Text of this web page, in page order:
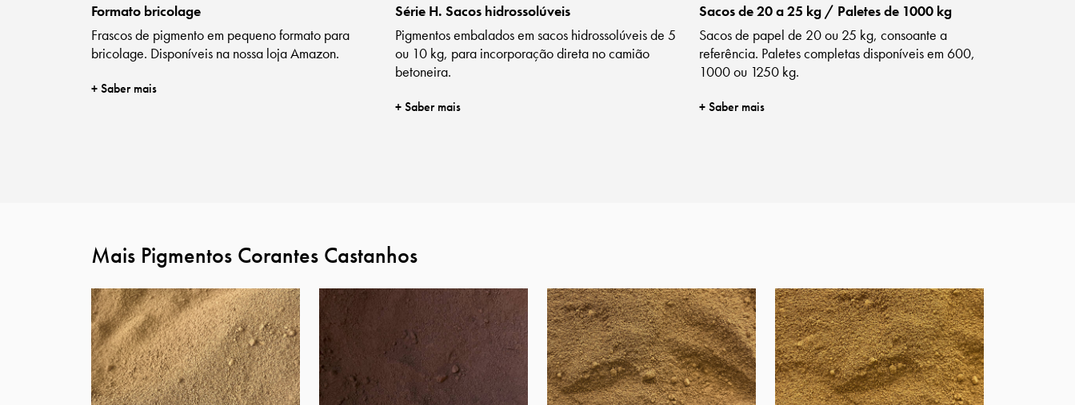
Formato bricolage
Frascos de pigmento em pequeno formato para
bricolage. Disponíveis na nossa loja Amazon.
+ Saber mais
Série H. Sacos hidrossolúveis
Pigmentos embalados em sacos hidrossolúveis de 5
ou 10 kg, para incorporação direta no camião
betoneira.
+ Saber mais
Sacos de 20 a 25 kg / Paletes de 1000 kg
Sacos de papel de 20 ou 25 kg, consoante a
referência. Paletes completas disponíveis em 600,
1000 ou 1250 kg.
+ Saber mais
Mais Pigmentos Corantes Castanhos